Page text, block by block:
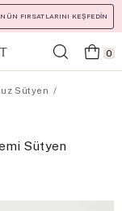
FIRSATLARINI KEŞFEDİN
0
Sütyen
Sütyen